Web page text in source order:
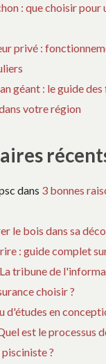
: que choisir pour
privé :
géant : le guide des
votre région
dans 3 bonnes
le bois dans sa
: guide complet
tribune de
choisir ?
d'études en
est le processus
?